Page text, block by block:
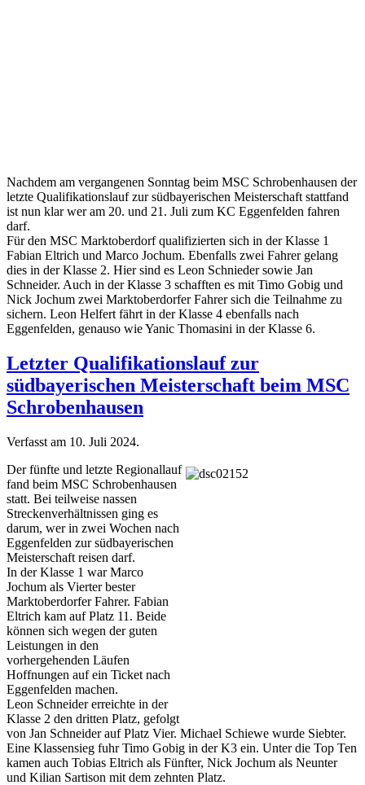
Nachdem am vergangenen Sonntag beim MSC Schrobenhausen der
letzte Qualifikationslauf zur südbayerischen Meisterschaft stattfand
ist nun klar wer am 20. und 21. Juli zum KC Eggenfelden fahren
darf.
Für den MSC Marktoberdorf qualifizierten sich in der Klasse 1
Fabian Eltrich und Marco Jochum. Ebenfalls zwei Fahrer gelang
dies in der Klasse 2. Hier sind es Leon Schnieder sowie Jan
Schneider. Auch in der Klasse 3 schafften es mit Timo Gobig und
Nick Jochum zwei Marktoberdorfer Fahrer sich die Teilnahme zu
sichern. Leon Helfert fährt in der Klasse 4 ebenfalls nach
Eggenfelden, genauso wie Yanic Thomasini in der Klasse 6.
Letzter Qualifikationslauf zur
südbayerischen Meisterschaft beim MSC
Schrobenhausen
Verfasst am 10. Juli 2024.
Der fünfte und letzte Regionallauf
fand beim MSC Schrobenhausen
statt. Bei teilweise nassen
Streckenverhältnissen ging es
darum, wer in zwei Wochen nach
Eggenfelden zur südbayerischen
Meisterschaft reisen darf.
In der Klasse 1 war Marco
Jochum als Vierter bester
Marktoberdorfer Fahrer. Fabian
Eltrich kam auf Platz 11. Beide
können sich wegen der guten
Leistungen in den
vorhergehenden Läufen
Hoffnungen auf ein Ticket nach
Eggenfelden machen.
Leon Schneider erreichte in der
Klasse 2 den dritten Platz, gefolgt
von Jan Schneider auf Platz Vier. Michael Schiewe wurde Siebter.
Eine Klassensieg fuhr Timo Gobig in der K3 ein. Unter die Top Ten
kamen auch Tobias Eltrich als Fünfter, Nick Jochum als Neunter
und Kilian Sartison mit dem zehnten Platz.